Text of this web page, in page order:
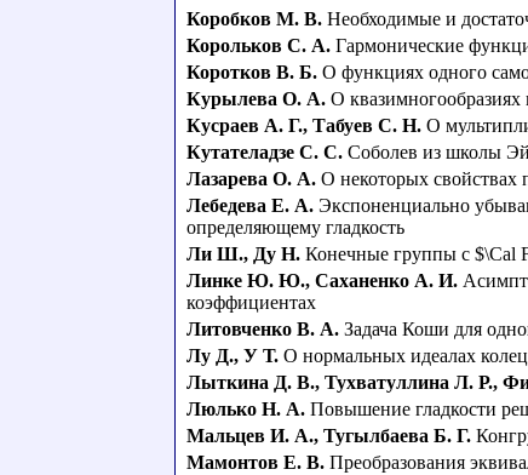
Коробков М. В. Необходимые и
Корольков С. А. Гармонические
Коротков В. Б. О функциях одного
Курылева О. А. О
Кусраев А. Г., Табуев С. Н. О
Кутателадзе С. С. Соболев из школы
Лазарева О. А. О некоторых свойствах
Лебедева Е. А. Экспоненциально
определяющему гладкость
Ли Ш., Ду Н. Конечные группы с $\Cal
Линке Ю. Ю., Саханенко А. И.
коэффициентах
Литовченко В. А. Задача Коши для
Лу Д., У Т. О нормальных идеалах
Лыткина Д. В., Тухватуллина Л. Р.,
Люлько Н. А. Повышение гладкости
Мальцев И. А., Тугылбаева Б. Г.
Мамонтов Е. В. Преобразования